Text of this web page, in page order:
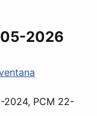
2026
2024, PCM 22-